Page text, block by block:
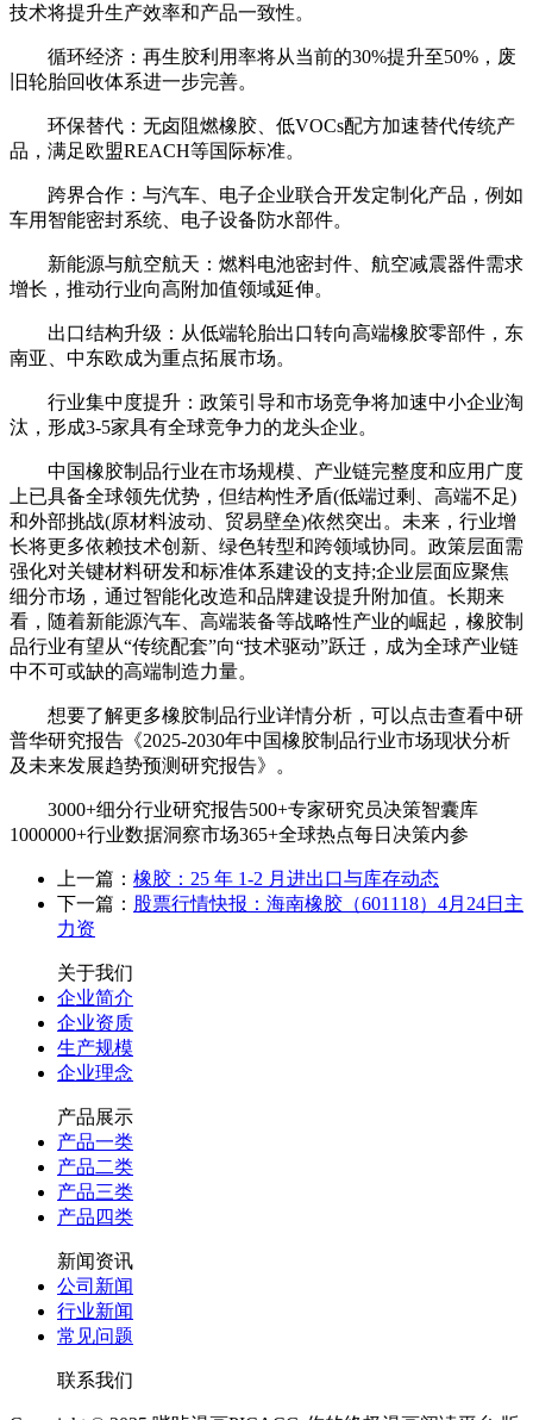
技术将提升生产效率和产品一致性。
循环经济：再生胶利用率将从当前的30%提升至50%，废
旧轮胎回收体系进一步完善。
环保替代：无卤阻燃橡胶、低VOCs配方加速替代传统产
品，满足欧盟REACH等国际标准。
跨界合作：与汽车、电子企业联合开发定制化产品，例如
车用智能密封系统、电子设备防水部件。
新能源与航空航天：燃料电池密封件、航空减震器件需求
增长，推动行业向高附加值领域延伸。
出口结构升级：从低端轮胎出口转向高端橡胶零部件，东
南亚、中东欧成为重点拓展市场。
行业集中度提升：政策引导和市场竞争将加速中小企业淘
汰，形成3-5家具有全球竞争力的龙头企业。
中国橡胶制品行业在市场规模、产业链完整度和应用广度
上已具备全球领先优势，但结构性矛盾(低端过剩、高端不足)
和外部挑战(原材料波动、贸易壁垒)依然突出。未来，行业增
长将更多依赖技术创新、绿色转型和跨领域协同。政策层面需
强化对关键材料研发和标准体系建设的支持;企业层面应聚焦
细分市场，通过智能化改造和品牌建设提升附加值。长期来
看，随着新能源汽车、高端装备等战略性产业的崛起，橡胶制
品行业有望从“传统配套”向“技术驱动”跃迁，成为全球产业链
中不可或缺的高端制造力量。
想要了解更多橡胶制品行业详情分析，可以点击查看中研
普华研究报告《2025-2030年中国橡胶制品行业市场现状分析
及未来发展趋势预测研究报告》。
3000+细分行业研究报告500+专家研究员决策智囊库
1000000+行业数据洞察市场365+全球热点每日决策内参
上一篇： 橡胶：25 年 1-2 月进出口与库存动态
下一篇： 股票行情快报：海南橡胶（601118）4月24日主
力资
关于我们
企业简介
企业资质
生产规模
企业理念
产品展示
产品一类
产品二类
产品三类
产品四类
新闻资讯
公司新闻
行业新闻
常见问题
联系我们